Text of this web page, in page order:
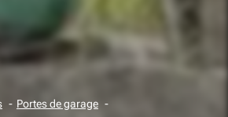
Portes de garage